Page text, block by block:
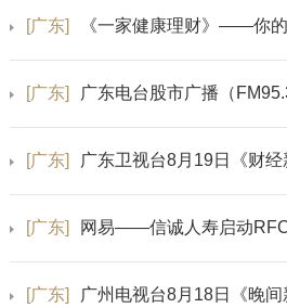
[广东] 《一家健康理财》——你的退休生活准
[广东] 广东电台股市广播（FM95.3)8月23日《绝对
[广东] 广东卫视台8月19日《财经新闻》视频——信诚人寿启动“财
[广东] 网易——信诚人寿启动RFC计划 并推出多
[广东] 广州电视台8月18日《晚间新闻》视频——信诚人寿新推多